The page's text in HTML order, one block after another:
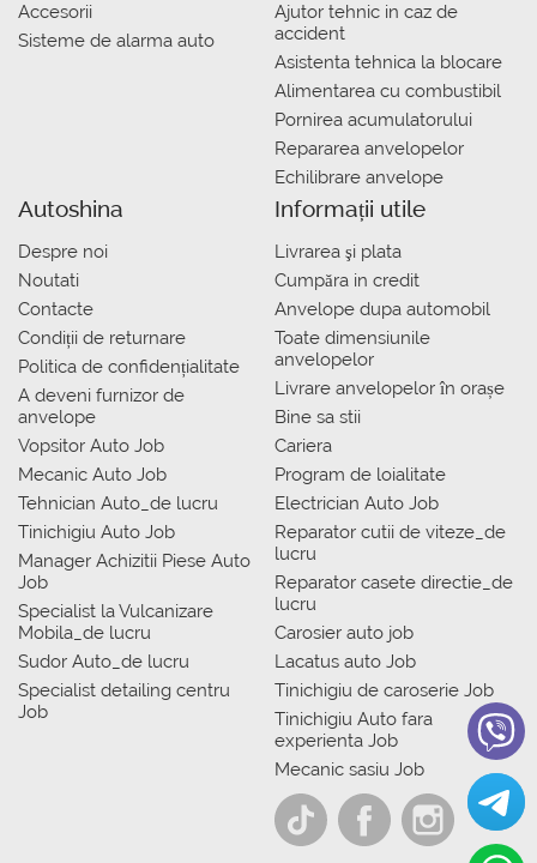
Accesorii
Sisteme de alarma auto
Ajutor tehnic in caz de
accident
Asistenta tehnica la blocare
Alimentarea cu combustibil
Pornirea acumulatorului
Repararea anvelopelor
Echilibrare anvelope
Autoshina
Despre noi
Noutati
Contacte
Condiții de returnare
Politica de confidențialitate
A deveni furnizor de
anvelope
Vopsitor Auto Job
Mecanic Auto Job
Tehnician Auto_de lucru
Tinichigiu Auto Job
Manager Achizitii Piese Auto
Job
Specialist la Vulcanizare
Mobila_de lucru
Sudor Auto_de lucru
Specialist detailing centru
Job
Informații utile
Livrarea şi plata
Сumpăra in credit
Anvelope dupa automobil
Toate dimensiunile
anvelopelor
Livrare anvelopelor în orașe
Bine sa stii
Cariera
Program de loialitate
Electrician Auto Job
Reparator cutii de viteze_de
lucru
Reparator casete directie_de
lucru
Carosier auto job
Lacatus auto Job
Tinichigiu de caroserie Job
Tinichigiu Auto fara
experienta Job
Mecanic sasiu Job